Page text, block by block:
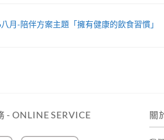
月-陪伴方案主題「擁有健康的飲食習慣」
- ONLINE SERVICE 關